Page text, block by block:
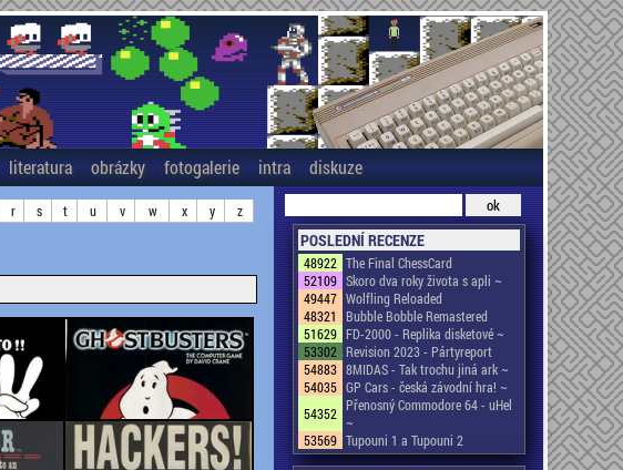
literatura obrázky fotogalerie intra diskuze
r s t u v w x y z
POSLEDNÍ RECENZE
48922 The Final ChessCard
52109 Skoro dva roky života s apli ~
49447 Wolfling Reloaded
48321
Bubble Bobble Remastered
51629 FD-2000 - Replika disketové ~
53302 Revision 2023 - Pártyreport
54883 8MIDAS - Tak trochu jiná ark ~
54035 GP Cars - česká závodní hra! ~
54352 Přenosný Commodore 64 - uHel
~
53569 Tupouni 1 a Tupouni 2